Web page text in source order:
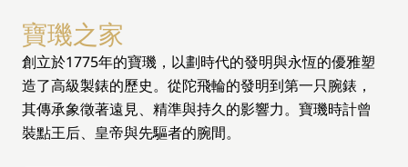
寶璣之家
創立於1775年的寶璣，以劃時代的發明與永恆的優雅塑
造了高級製錶的歷史。從陀飛輪的發明到第一只腕錶，
其傳承象徵著遠見、精準與持久的影響力。寶璣時計曾
裝點王后、皇帝與先驅者的腕間。